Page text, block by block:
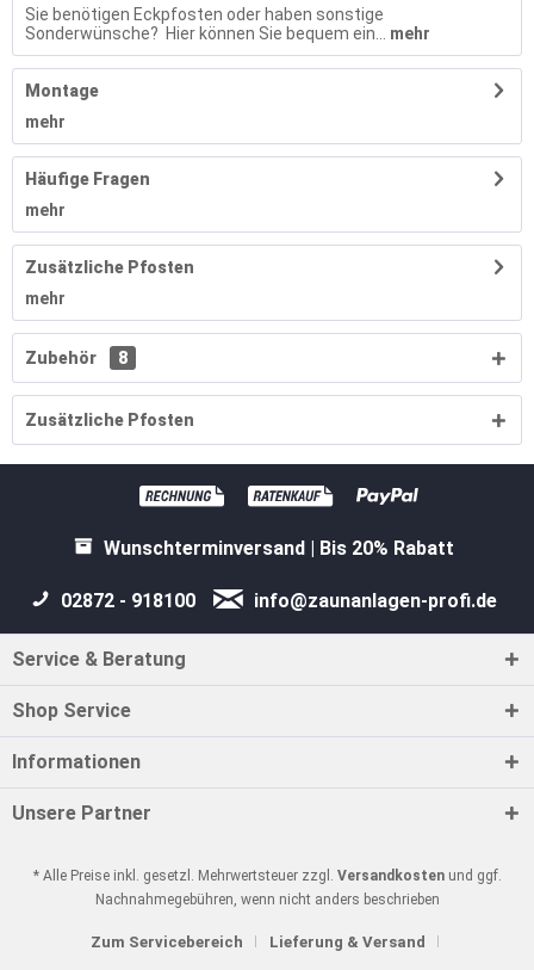
Sie benötigen Eckpfosten oder haben sonstige
Sonderwünsche? Hier können Sie bequem ein...
mehr
Montage
mehr
Häufige Fragen
mehr
Zusätzliche Pfosten
mehr
Zubehör 8
Zusätzliche Pfosten
Wunschterminversand | Bis 20% Rabatt
02872 - 918100 info@zaunanlagen-profi.de
Service & Beratung
Shop Service
Informationen
Unsere Partner
* Alle Preise inkl. gesetzl. Mehrwertsteuer zzgl. Versandkostenund ggf.
Nachnahmegebühren, wenn nicht anders beschrieben
Zum Servicebereich Lieferung & Versand